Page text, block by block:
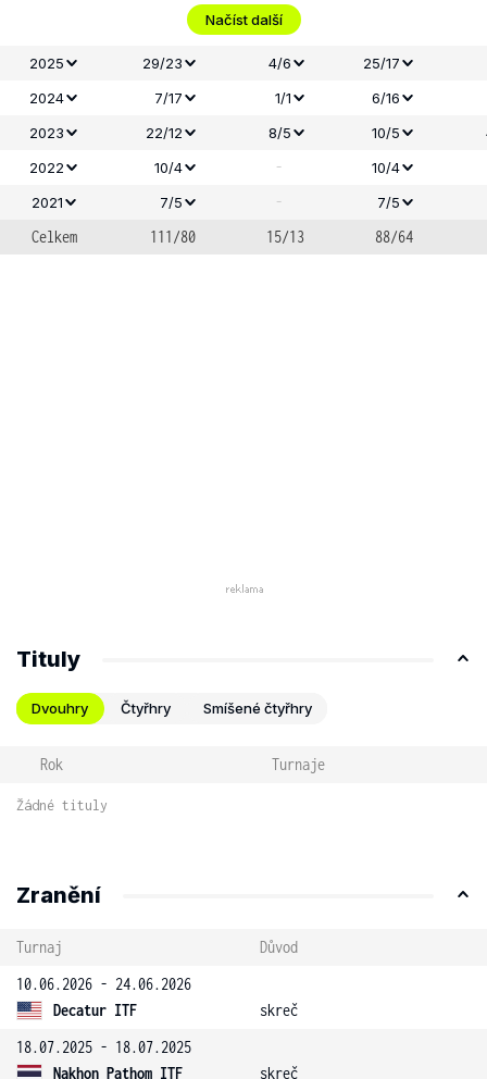
Načíst další
2025 29/23 4/6
25/17
2024
7/17 1/1
6/16
2023
22/12 8/5 10/5
2022
10/4 -
10/4
2021
7/5 - 7/5
Celkem 111/80 15/13 88/64
Tituly
Dvouhry Čtyřhry Smíšené čtyřhry
Rok Turnaje
Žádné tituly
Zranění
Turnaj
Důvod
10.06.2026 - 24.06.2026
Decatur ITF
skreč
18.07.2025 - 18.07.2025
Nakhon Pathom ITF
skreč